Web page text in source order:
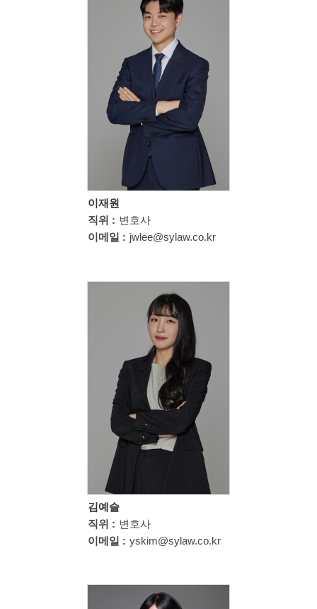
이재원
직위 : 변호사
이메일 : jwlee@sylaw.co.kr
김예슬
직위 : 변호사
이메일 : yskim@sylaw.co.kr